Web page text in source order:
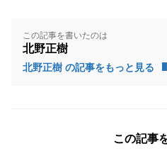
この記事を書いたのは
北野正樹
北野正樹 の記事をもっと見る
この記事